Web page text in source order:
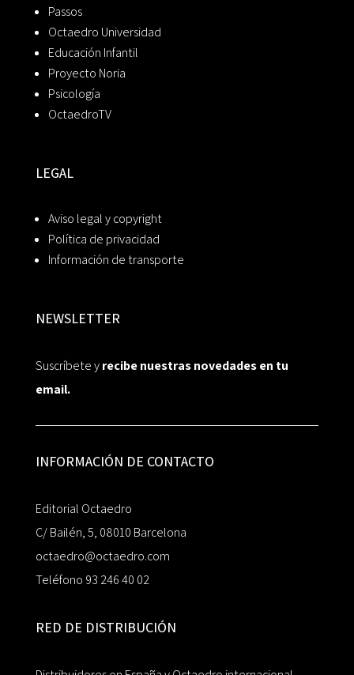
Passos
Octaedro Universidad
Educación Infantil
Proyecto Noria
Psicología
OctaedroTV
LEGAL
Aviso legal y copyright
Política de privacidad
Información de transporte
NEWSLETTER
Suscríbete yrecibe nuestras novedades en tu
email.
INFORMACIÓN DE CONTACTO
Editorial Octaedro
C/ Bailén, 5, 08010 Barcelona
octaedro@octaedro.com
Teléfono 93 246 40 02
RED DE DISTRIBUCIÓN